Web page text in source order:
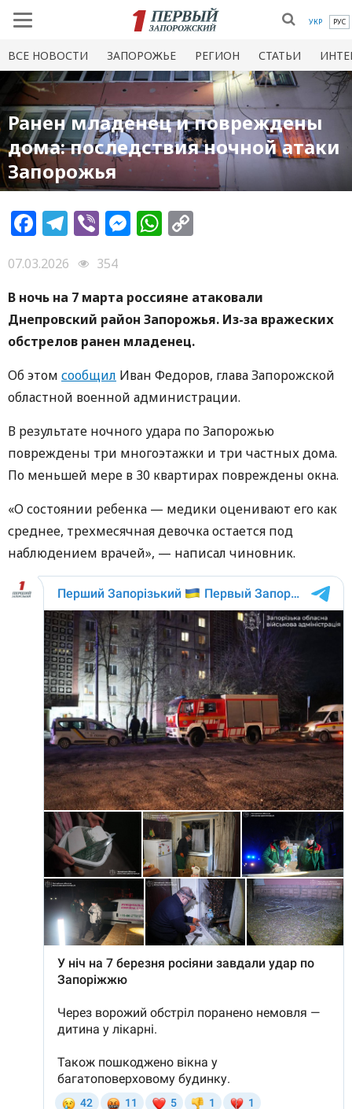
УКР РУС
ВСЕ НОВОСТИ ЗАПОРОЖЬЕ РЕГИОН СТАТЬИ
Ранен младенец и повреждены
дома: последствия ночной атаки
Запорожья
Facebook
Telegram
ViberMessenger
WhatsApp
07.03.2026
354
В ночь на 7 марта россияне атаковали
Днепровский район Запорожья. Из-за вражеских
обстрелов ранен младенец.
Об этом сообщил Иван Федоров, глава Запорожской
областной военной администрации.
В результате ночного удара по Запорожью
повреждены три многоэтажки и три частных дома.
По меньшей мере в 30 квартирах повреждены окна.
«О состоянии ребенка — медики оценивают его как
среднее, трехмесячная девочка остается под
наблюдением врачей», — написал чиновник.